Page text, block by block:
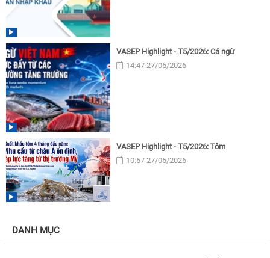
VASEP Highlight - T5/2026: Cá ngừ
14:47 27/05/2026
VASEP Highlight - T5/2026: Tôm
10:57 27/05/2026
DANH MỤC